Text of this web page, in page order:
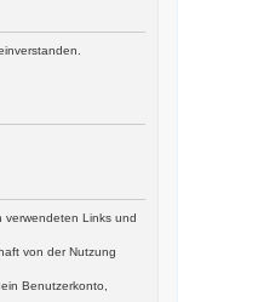
verwendeten Links und
von der Nutzung
Benutzerkonto,